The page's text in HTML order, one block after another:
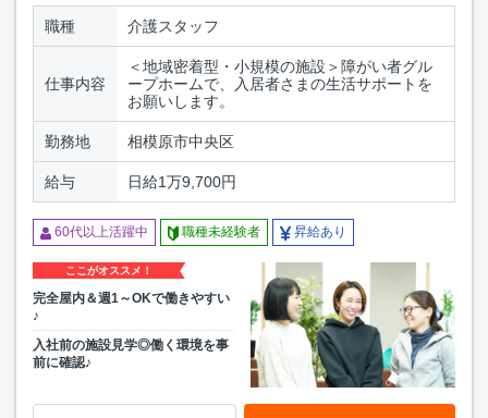
職種 介護スタッフ
仕事内容
＜地域密着型・小規模の施設＞障がい者グル
ープホームで、入居者さまの生活サポートを
お願いします。
勤務地 相模原市中央区
給与 日給1万9,700円
60代以上活躍中 職種未経験者 昇給あり
ここがオススメ！
完全屋内＆週1～OKで働きやすい
♪
入社前の施設見学◎働く環境を事
前に確認♪